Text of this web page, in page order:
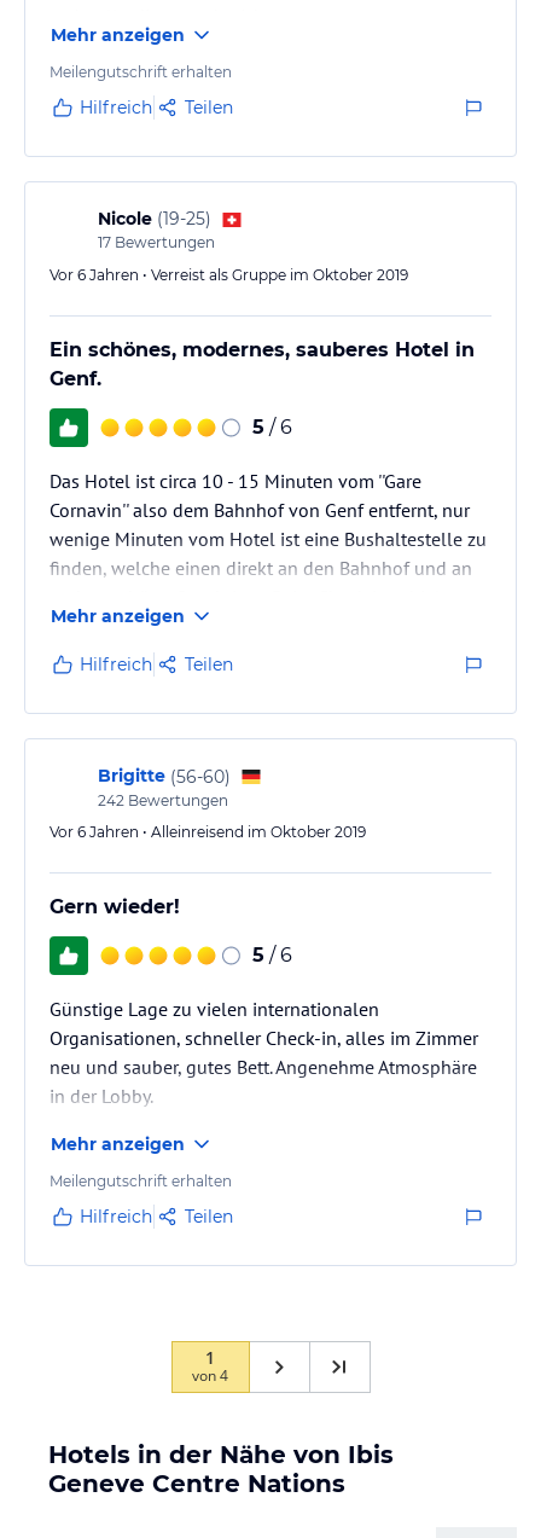
Mehr anzeigen
Meilengutschrift erhalten
Hilfreich Teilen
Nicole (19-25)
17 Bewertungen
Vor 6 Jahren • Verreist als Gruppe im Oktober 2019
Ein schönes, modernes, sauberes Hotel in
Genf.
5 / 6
Das Hotel ist circa 10 - 15 Minuten vom ''Gare
Cornavin'' also dem Bahnhof von Genf entfernt, nur
wenige Minuten vom Hotel ist eine Bushaltestelle zu
finden, welche einen direkt an den Bahnhof und an
wir gratis eine Karte, mit der wir gratis im öffentlichen
Bahnverkehr reisen konnten in Genf. Da wir nur eine
Nacht verbrachten, fanden wir das Hotel mehr wie
gut.
Mehr anzeigen
Hilfreich Teilen
Brigitte (56-60)
242 Bewertungen
Vor 6 Jahren • Alleinreisend im Oktober 2019
Gern wieder!
5 / 6
Günstige Lage zu vielen internationalen
Organisationen, schneller Check-in, alles im Zimmer
neu und sauber, gutes Bett. Angenehme Atmosphäre
in der Lobby.
Mehr anzeigen
Meilengutschrift erhalten
Hilfreich Teilen
1
von4
Hotels in der Nähe von Ibis
Geneve Centre Nations